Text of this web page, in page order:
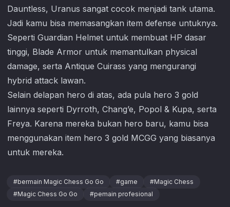
Dauntless, Uranus sangat cocok menjadi tank utama.
Jadi kamu bisa memasangkan item defense untuknya.
Seperti Guardian Helmet untuk membuat HP dasar
tinggi, Blade Armor untuk memantulkan physical
damage, serta Antique Cuirass yang mengurangi
hybrid attack lawan.
Selain delapan hero di atas, ada pula hero 3 gold
lainnya seperti Dyrroth, Chang’e, Popol & Kupa, serta
Freya. Karena mereka bukan hero baru, kamu bisa
menggunakan item hero 3 gold MCGG yang biasanya
untuk mereka.
#bermain Magic Chess Go Go #game #Magic Chess
#Magic Chess Go Go #pemain profesional